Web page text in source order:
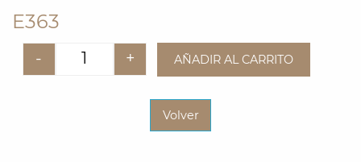
E363
Quantity
- + AÑADIR AL CARRITO
Volver